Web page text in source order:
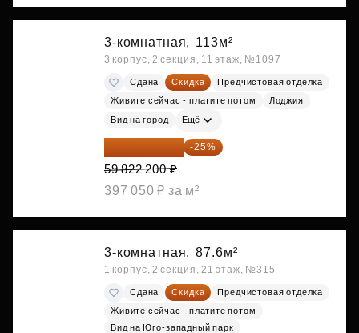
3-комнатная, 113м²
3 корпус, 2 секция, 11 этаж, №1097
Сдана Скидка
Предчистовая отделка
Живите сейчас - платите потом
Лоджия
Вид на город Ещё
44 866 650 ₽ -25%
59 822 200 ₽
397 050 ₽ за м²
3-комнатная, 87.6м²
1 корпус, 2 секция, 21 этаж, №315
Сдана Скидка
Предчистовая отделка
Живите сейчас - платите потом
Вид на Юго-западный парк